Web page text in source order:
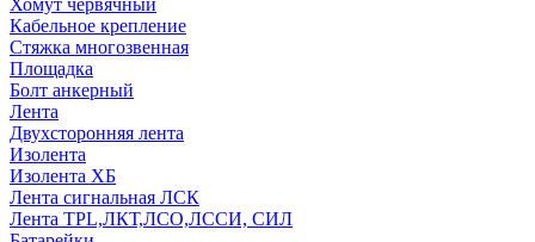
Хомут червячный
Кабельное крепление
Стяжка многозвенная
Площадка
Болт анкерный
Лента
Двухсторонняя лента
Изолента
Изолента ХБ
Лента сигнальная ЛСК
Лента TPL,ЛКТ,ЛСО,ЛССИ, СИЛ